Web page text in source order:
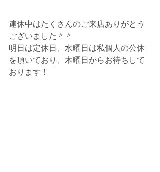
連休中はたくさんのご来店ありがとう
ございました＾＾
明日は定休日、水曜日は私個人の公休
を頂いており、木曜日からお待ちして
おります！